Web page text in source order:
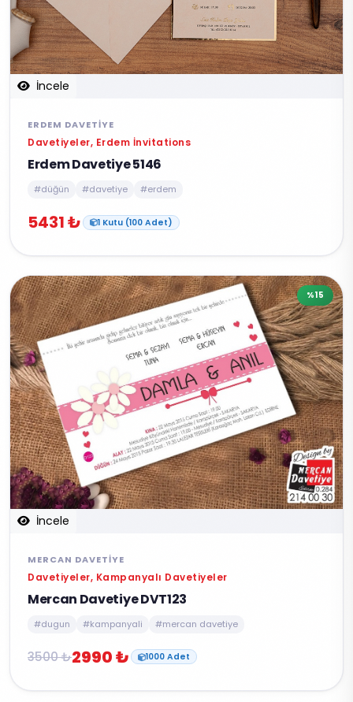
İncele
ERDEM DAVETIYE
Davetiyeler, Erdem İnvitations
Erdem Davetiye 5146
#düğün #davetiye #erdem
5431 ₺ 1 Kutu (100 Adet)
İncele
%15
MERCAN DAVETIYE
Davetiyeler, Kampanyalı Davetiyeler
Mercan Davetiye DVT123
#dugun #kampanyali #mercan davetiye
3500 ₺2990 ₺ 1000 Adet